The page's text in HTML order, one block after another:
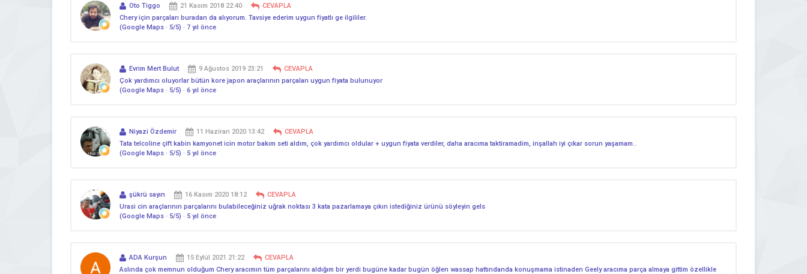
Oto Tiggo 21 Kasım 2018 22:40
CEVAPLA
Chery için parçaları buradan da alıyorum. Tavsiye ederim uygun fiyatlı ge ilgililer.
(Google Maps · 5/5) · 7 yıl önce
Evrim Mert Bulut 9 Ağustos 2019 23:21
CEVAPLA
Çok yardımcı oluyorlar bütün kore japon araçlarının parçaları uygun fiyata bulunuyor
(Google Maps · 5/5) · 6 yıl önce
Niyazi Özdemir 11 Haziran 2020 13:42
CEVAPLA
Tata telcoline çift kabin kamyonet icin motor bakım seti aldım, çok yardımcı oldular + uygun fiyata verdiler, daha aracıma taktiramadim, inşallah iyi çıkar sorun yaşamam..
(Google Maps · 5/5) · 5 yıl önce
şükrü sayın 16 Kasım 2020 18:12
CEVAPLA
Urasi cin araçlarının parçalarını bulabileceğiniz uğrak noktası 3 kata pazarlamaya çıkın istediğiniz ürünü söyleyin gels
(Google Maps · 5/5) · 5 yıl önce
ADA Kurşun 15 Eylül 2021 21:22
CEVAPLA
Aslında çok memnun olduğum Chery aracımın tüm parçalarını aldığım bir yerdi bugüne kadar bugün öğlen wassap hattındanda konuşmama istinaden Geely aracıma parça almaya gittim özellikle